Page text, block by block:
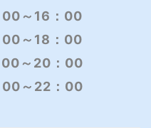
00～16：00
00～18：00
00～20：00
00～22：00